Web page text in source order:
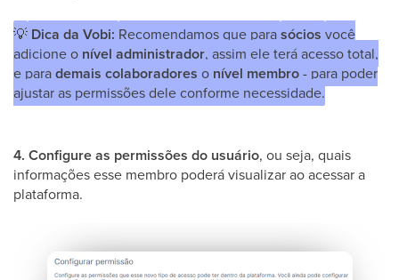
💡 Dica da Vobi: Recomendamos que parasócios você
adicione o nível administrador, assim ele terá acesso total,
e parademais colaboradores o nível membro- para poder
ajustar as permissões dele conforme necessidade.
4. Configure as permissões do usuário, ou seja, quais
informações esse membro poderá visualizar ao acessar a
plataforma.